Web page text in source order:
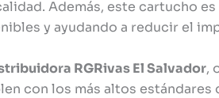
Además, este cartucho
y ayudando a reducir el
RGRivas El Salvador,
con los más altos